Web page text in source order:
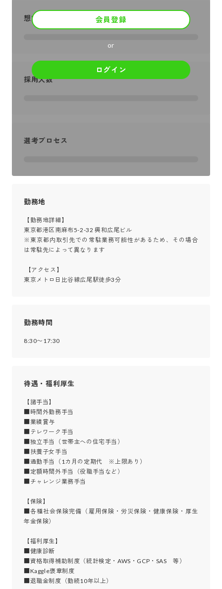
会員登録
or
ログイン
想定年収
採用人数
選考プロセス
勤務地
【勤務地詳細】
東京都港区南麻布5-2-32 興和広尾ビル
※東京都内取引先での常駐業務可能性があるため、その場合
は常駐先によって異なります
東京メトロ日比谷線広尾駅徒歩3分
勤務時間
8:30〜17:30
待遇・福利厚生
【諸手当】
■時間外勤務手当
■業績賞与
■テレワーク手当
■独立手当（世帯主への住宅手当）
■扶養子女手当
■通勤手当（1カ月の定期代　※上限あり）
■定額時間外手当（役職手当など）
■チャレンジ業務手当
【保険】
■各種社会保険完備（雇用保険・労災保険・健康保険・厚生
年金保険）
【福利厚生】
■健康診断
■資格取得補助制度（統計検定・AWS・GCP・SAS　等）
■Kaggle褒章制度
■退職金制度（勤続10年以上）